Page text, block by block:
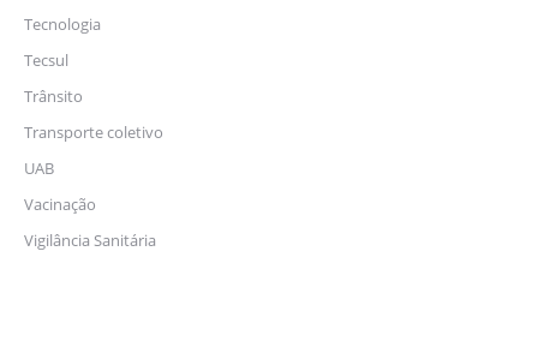
Tecnologia
Tecsul
Trânsito
Transporte coletivo
UAB
Vacinação
Vigilância Sanitária